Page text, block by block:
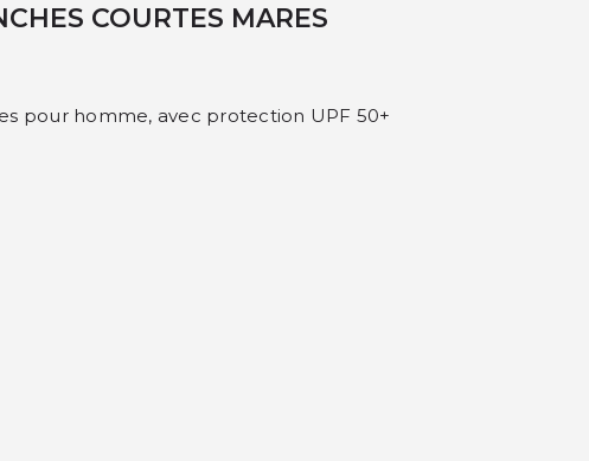
COURTES MARES
pour homme, avec protection UPF 50+